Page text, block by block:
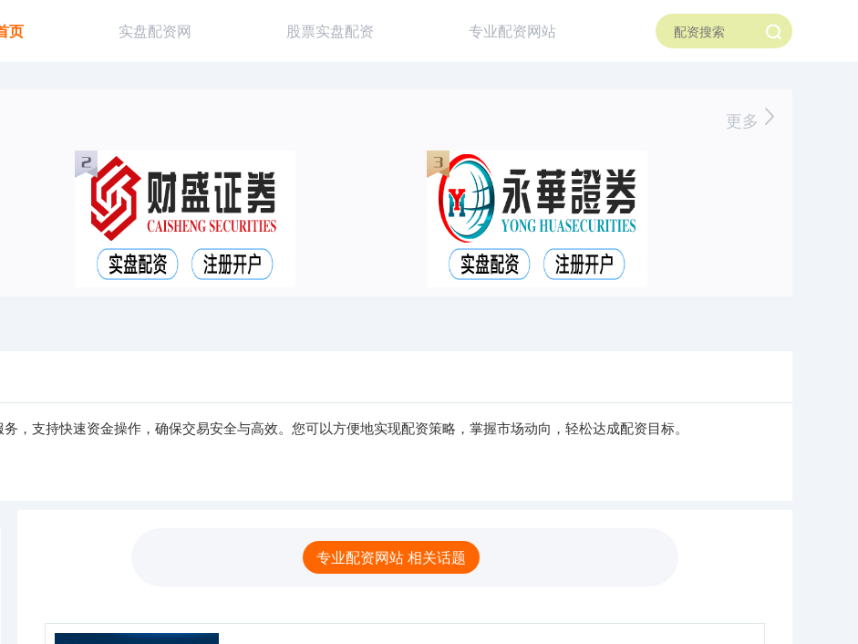
页 实盘配资网 股票实盘配资 专业配资网站
更多
，支持快速资金操作，确保交易安全与高效。您可以方便地实现配资策略，掌握市场动向，轻松达成配资目标。
专业配资网站 相关话题